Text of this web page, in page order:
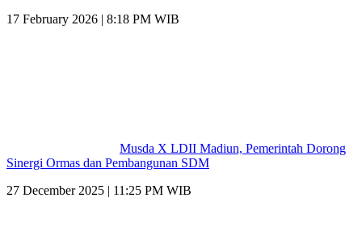
17 February 2026 | 8:18 PM WIB
Musda X LDII Madiun, Pemerintah Dorong
Sinergi Ormas dan Pembangunan SDM
27 December 2025 | 11:25 PM WIB